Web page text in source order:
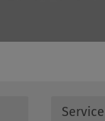
Service